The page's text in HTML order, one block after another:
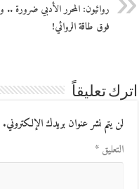
روائيون: المحرر الأدبي ضرورة ..
فوق طاقة الروائي!
اترك تعليقاً
لن يتم نشر عنوان بريدك الإلكتروني.
التعليق*